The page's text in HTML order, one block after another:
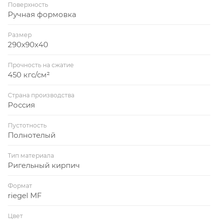
Поверхность
Ручная формовка
Размер
290x90x40
Прочность на сжатие
450 кгс/см²
Страна производства
Россия
Пустотность
Полнотелый
Тип материала
Ригельный кирпич
Формат
riegel MF
Цвет